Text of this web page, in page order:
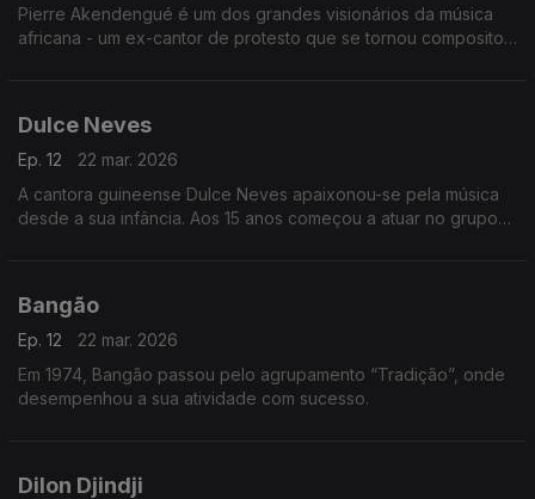
Pierre Akendengué é um dos grandes visionários da música
africana - um ex-cantor de protesto que se tornou compositor
Dulce Neves
Ep. 12
22 mar. 2026
A cantora guineense Dulce Neves apaixonou-se pela música
desde a sua infância. Aos 15 anos começou a atuar no grupo
Bangão
Ep. 12
22 mar. 2026
Em 1974, Bangão passou pelo agrupamento “Tradição”, onde
desempenhou a sua atividade com sucesso.
Dilon Djindji